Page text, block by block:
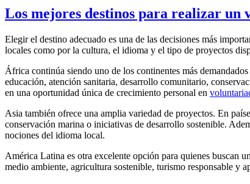
Los mejores destinos para realizar
Elegir el destino adecuado es una de las decisiones más
locales como por la cultura, el idioma y el tipo de proyectos
África continúa siendo uno de los continentes más
educación, atención sanitaria, desarrollo comunitario,
en una oportunidad única de crecimiento personal en
Asia también ofrece una amplia variedad de proyectos. En
conservación marina o iniciativas de desarrollo sostenible.
nociones del idioma local.
América Latina es otra excelente opción para quienes buscan
medio ambiente, agricultura sostenible, turismo responsable y